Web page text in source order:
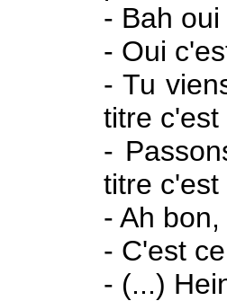
- Bah
- Oui
- Tu
titre c'est
-
titre
- Ah
- C'est
- (...)